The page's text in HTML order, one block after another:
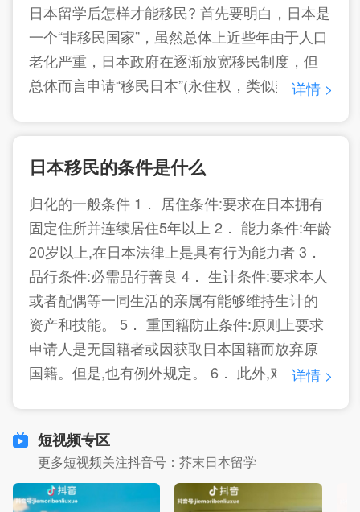
日本留学后怎样才能移民? 首先要明白，日本是
一个“非移民国家”，虽然总体上近些年由于人口
老化严重，日本政府在逐渐放宽移民制度，但
总体而言申请“移民日本”(永住权，类似美国绿
话一般要在日本生活10年。那么要实现所谓
的“移民日本”，基本上只有两种途径：永住或归
化。 日本永驻，永驻一次是10年，10年内可以
自由出入日本，但是永驻比较难申请，需要在
日本连续居住5年以上，并有5年以上的纳税
史，这就比较
详情 >
日本移民的条件是什么
归化的一般条件 1． 居住条件:要求在日本拥有
固定住所并连续居住5年以上 2． 能力条件:年龄
20岁以上,在日本法律上是具有行为能力者 3．
品行条件:必需品行善良 4． 生计条件:要求本人
或者配偶等一同生活的亲属有能够维持生计的
资产和技能。 5． 重国籍防止条件:原则上要求
申请人是无国籍者或因获取日本国籍而放弃原
国籍。但是,也有例外规定。 6． 此外,对于企图
具有一定血缘,地缘关系者,条件将放宽。 归化的
申请在实务上,属于一个家庭单位的申请。申请
时,准备齐所需要的材料到管辖申
详情 >
短视频专区
更多短视频关注抖音号：芥末日本留学